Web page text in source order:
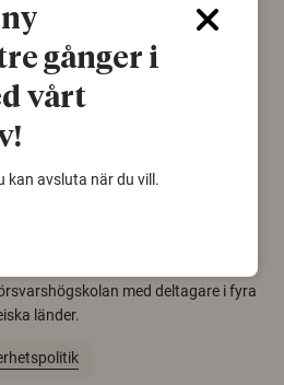
tror vissa på rysk
är ofta mer mottagliga
med deltagare i fyra
länder.
gånger i
vårt
kan avsluta när du vill.